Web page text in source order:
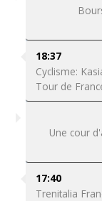
18:37
Cyclisme:
Tour de
Une cour
17:40
Trenitalia